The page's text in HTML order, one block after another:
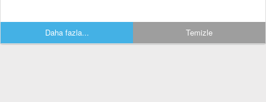
Daha fazla... Temizle